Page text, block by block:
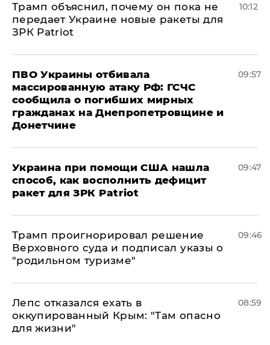
Трамп объяснил, почему он пока не
передает Украине новые ракеты для
ЗРК Patriot
10:12
ПВО Украины отбивала
массированную атаку РФ: ГСЧС
сообщила о погибших мирных
гражданах на Днепропетровщине и
Донетчине
09:57
Украина при помощи США нашла
способ, как восполнить дефицит
ракет для ЗРК Patriot
09:47
Трамп проигнорировал решение
Верховного суда и подписал указы о
"родильном туризме"
09:46
Лепс отказался ехать в
оккупированный Крым: "Там опасно
для жизни"
08:59